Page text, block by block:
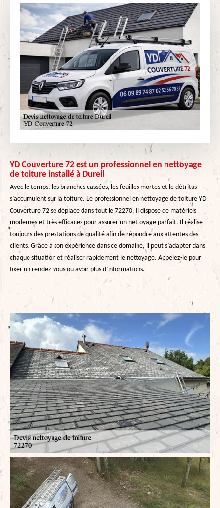
YD Couverture 72 est un professionnel en nettoyage
de toiture installé à Dureil
Avec le temps, les branches cassées, les feuilles mortes et le détritus
s’accumulent sur la toiture. Le professionnel en nettoyage de toiture YD
Couverture 72 se déplace dans tout le 72270. Il dispose de matériels
modernes et très efficaces pour assurer un nettoyage parfait. Il réalise
toujours des prestations de qualité afin de répondre aux attentes des
clients. Grâce à son expérience dans ce domaine, il peut s’adapter dans
chaque situation et réaliser rapidement le nettoyage. Appelez-le pour
fixer un rendez-vous ou avoir plus d’informations.